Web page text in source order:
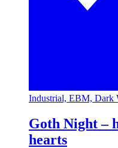
Industrial, EBM, Dark
Goth Night –
hearts